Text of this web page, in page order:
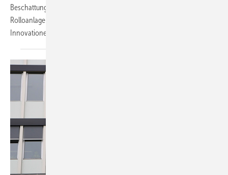
Beschattungssysteme bekannt. Mit Sonderlösungen im Bereich
Rolloanlagen bringt das Unternehmen einige interessante
Innovationen auf den Markt. Die neuen Systeme sollen